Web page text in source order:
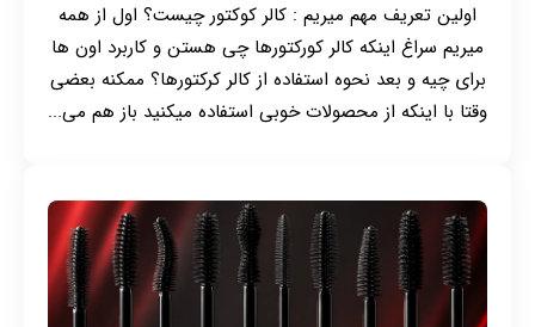
اولین تعریف مهم میریم : کالر کوکتور چیست؟ اول از همه
میریم سراغ اینکه کالر کورکتورها چی هستن و کاربرد اون ها
برای چیه و بعد نحوه استفاده از کالر کرکتورها؟ ممکنه بعضی
وقتا با اینکه از محصولات خوبی استفاده میکنید باز هم می...